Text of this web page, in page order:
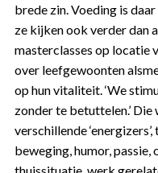
brede zin. Voeding is
ze kijken ook verder dan
masterclasses op locatie
over leefgewoonten
op hun vitaliteit. ‘We
zonder te betuttelen.’
verschillende
beweging, humor,